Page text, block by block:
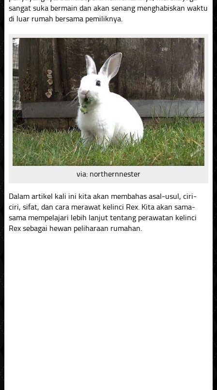
sangat suka bermain dan akan senang menghabiskan waktu
di luar rumah bersama pemiliknya.
via: northernnester
Dalam artikel kali ini kita akan membahas asal-usul, ciri-
ciri, sifat, dan cara merawat kelinci Rex. Kita akan sama-
sama mempelajari lebih lanjut tentang perawatan kelinci
Rex sebagai hewan peliharaan rumahan.